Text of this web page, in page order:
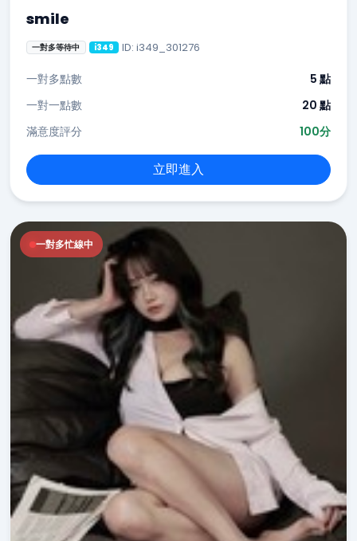
smile
一對多等待中 i349 ID: i349_301276
一對多點數
5 點
一對一點數
20 點
滿意度評分
100分
立即進入
一對多忙線中